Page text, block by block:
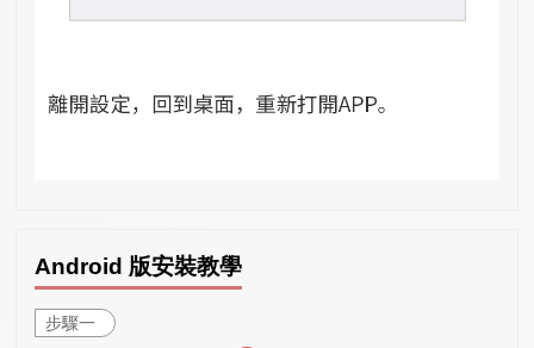
Android 版安裝教學
步驟一